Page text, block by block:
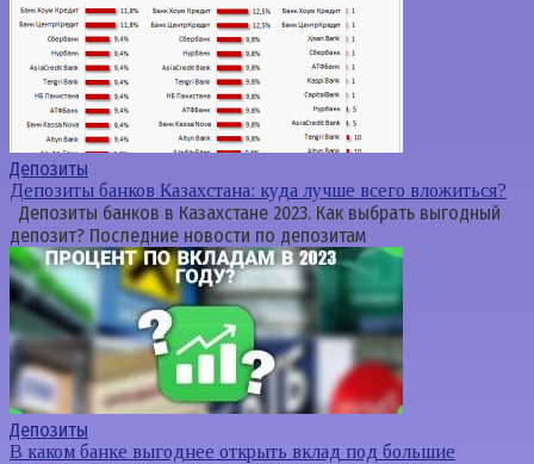
Депозиты
Депозиты банков Казахстана: куда лучше всего вложиться?
Депозиты банков в Казахстане 2023. Как выбрать выгодный
депозит? Последние новости по депозитам
Депозиты
В каком банке выгоднее открыть вклад под большие